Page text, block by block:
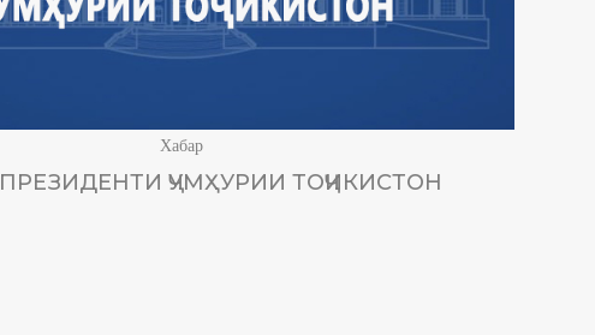
Хабар
ҶУМҲУРИИ ТОҶИКИСТОН